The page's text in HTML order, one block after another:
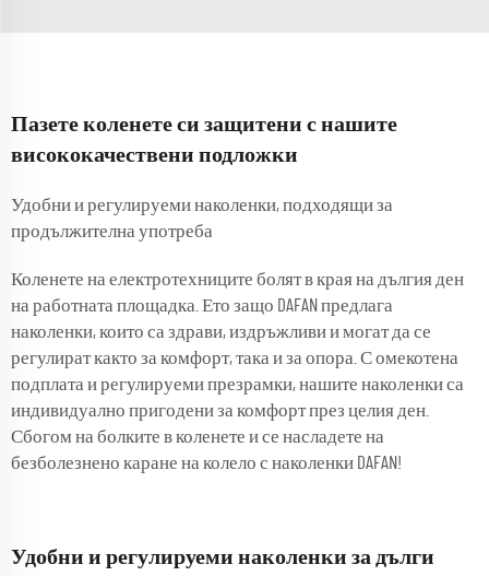
Пазете коленете си защитени с нашите
висококачествени подложки
Удобни и регулируеми наколенки, подходящи за
продължителна употреба
Коленете на електротехниците болят в края на дългия ден
на работната площадка. Ето защо DAFAN предлага
наколенки, които са здрави, издръжливи и могат да се
регулират както за комфорт, така и за опора. С омекотена
подплата и регулируеми презрамки, нашите наколенки са
индивидуално пригодени за комфорт през целия ден.
Сбогом на болките в коленете и се насладете на
безболезнено каране на колело с наколенки DAFAN!
Удобни и регулируеми наколенки за дълги